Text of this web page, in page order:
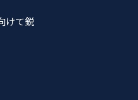
けて鋭